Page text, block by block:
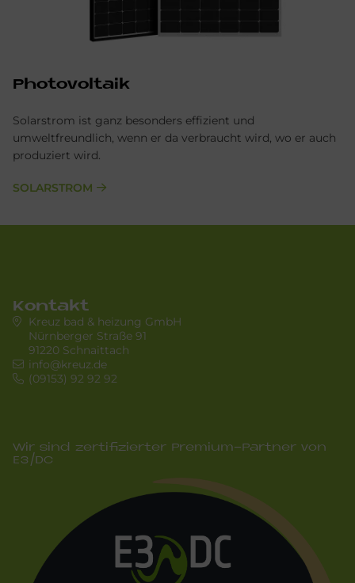
Photovoltaik
Solarstrom ist ganz besonders effizient und
umweltfreundlich, wenn er da verbraucht wird, wo er auch
produziert wird.
SOLARSTROM
Kontakt
Kreuz bad & heizung GmbH
Nürnberger Straße 91
91220 Schnaittach
info@kreuz.de
(09153) 92 92 92
Wir sind zertifizierter Premium-Partner von
E3/DC